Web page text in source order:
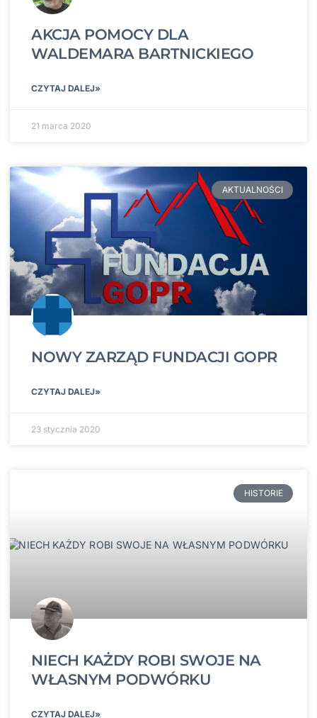
AKCJA POMOCY DLA
WALDEMARA BARTNICKIEGO
CZYTAJ DALEJ»
21 marca 2020
AKTUALNOŚCI
NOWY ZARZĄD FUNDACJI GOPR
CZYTAJ DALEJ»
23 stycznia 2020
HISTORIE
NIECH KAŻDY ROBI SWOJE NA
WŁASNYM PODWÓRKU
CZYTAJ DALEJ»